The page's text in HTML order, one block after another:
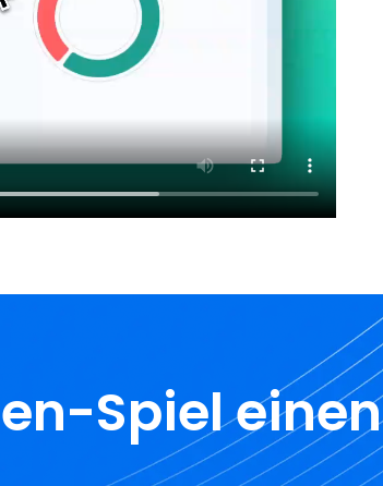
Spiel einen